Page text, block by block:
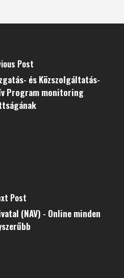
Post
és Közszolgáltatás-
Program monitoring
Post
(NAV) - Online minden